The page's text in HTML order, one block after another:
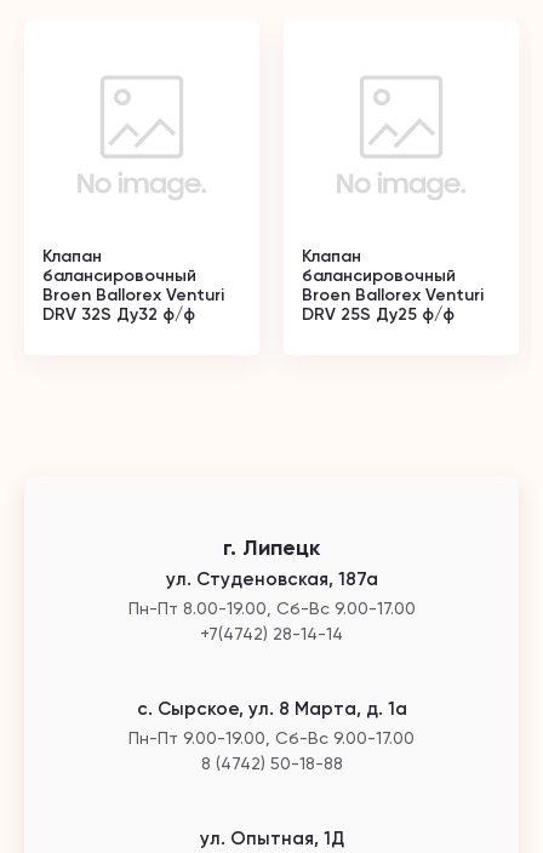
Клапан
балансировочный
Broen Ballorex Venturi
DRV 32S Ду32 ф/ф
Клапан
балансировочный
Broen Ballorex Venturi
DRV 25S Ду25 ф/ф
г. Липецк
ул. Студеновская, 187а
Пн-Пт 8.00-19.00, Сб-Вс 9.00-17.00
+7(4742) 28-14-14
с. Сырское, ул. 8 Марта, д. 1а
Пн-Пт 9.00-19.00, Сб-Вс 9.00-17.00
8 (4742) 50-18-88
ул. Опытная, 1Д